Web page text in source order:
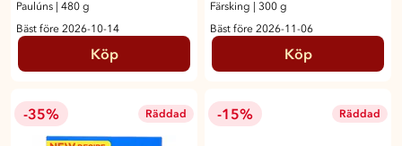
Paulúns
480 g
Bäst före 2026-10-14
Köp
Färsking
300 g
Bäst före 2026-11-06
Köp
-35% Räddad -15% Räddad